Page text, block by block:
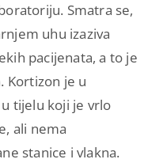
Smatra se,
uhu izaziva
pacijenata, a to je
Kortizon je u
tijelu koji je vrlo
ali nema
stanice i vlakna.